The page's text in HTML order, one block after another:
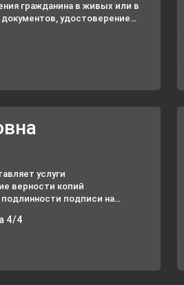
гражданина в живых или в
удостоверение
услуги
верности копий
подписи на
на сохранение.
4/4